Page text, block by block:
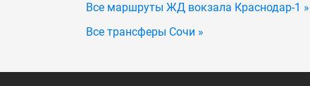
Все маршруты ЖД вокзала Краснодар-1 »
Все трансферы Сочи »